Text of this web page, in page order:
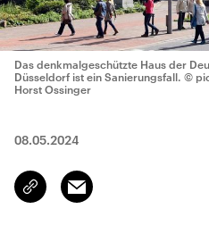
Das denkmalgeschützte Haus der
Düsseldorf ist ein Sanierungsfall. ©
Horst Ossinger
08.05.2024
Link
kopieren/teilen
Email